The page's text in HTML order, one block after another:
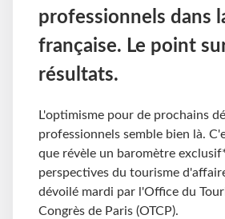
professionnels dans
française. Le point
résultats.
L'optimisme pour de prochains
professionnels semble bien là.
que révèle un baromètre
perspectives du tourisme
dévoilé mardi par l'Office du
Congrès de Paris (OTCP).